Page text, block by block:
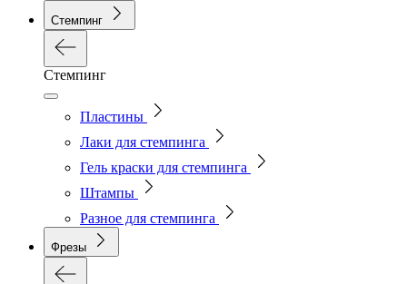
Стемпинг
Стемпинг
Пластины
Лаки для стемпинга
Гель краски для стемпинга
Штампы
Разное для стемпинга
Фрезы